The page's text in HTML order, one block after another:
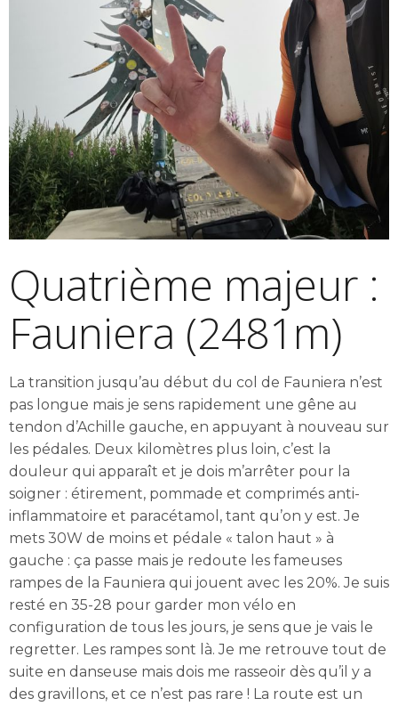
Quatrième majeur :
Fauniera (2481m)
La transition jusqu’au début du col de Fauniera n’est
pas longue mais je sens rapidement une gêne au
tendon d’Achille gauche, en appuyant à nouveau sur
les pédales. Deux kilomètres plus loin, c’est la
douleur qui apparaît et je dois m’arrêter pour la
soigner : étirement, pommade et comprimés anti-
inflammatoire et paracétamol, tant qu’on y est. Je
mets 30W de moins et pédale « talon haut » à
gauche : ça passe mais je redoute les fameuses
rampes de la Fauniera qui jouent avec les 20%. Je suis
resté en 35-28 pour garder mon vélo en
configuration de tous les jours, je sens que je vais le
regretter. Les rampes sont là. Je me retrouve tout de
suite en danseuse mais dois me rasseoir dès qu’il y a
des gravillons, et ce n’est pas rare ! La route est un